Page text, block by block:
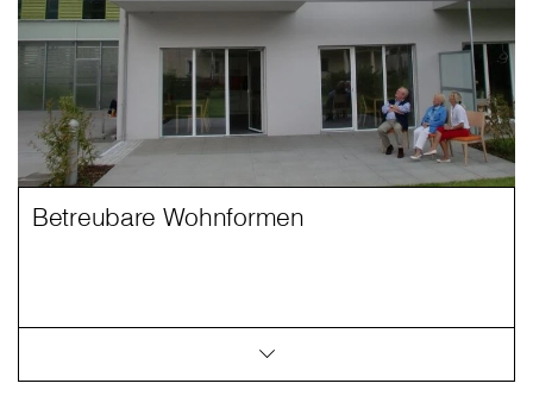
Betreubare Wohnformen